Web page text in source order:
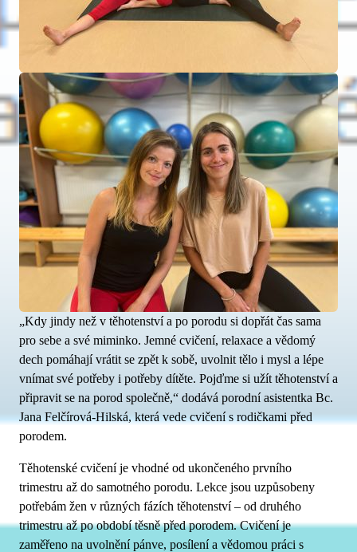
„Kdy jindy než v těhotenství a po porodu si dopřát čas sama
pro sebe a své miminko. Jemné cvičení, relaxace a vědomý
dech pomáhají vrátit se zpět k sobě, uvolnit tělo i mysl a lépe
vnímat své potřeby i potřeby dítěte. Pojďme si užít těhotenství a
připravit se na porod společně,“ dodává porodní asistentka Bc.
Jana Felčírová-Hilská, která vede cvičení s rodičkami před
porodem.
Těhotenské cvičení je vhodné od ukončeného prvního
trimestru až do samotného porodu. Lekce jsou uzpůsobeny
potřebám žen v různých fázích těhotenství – od druhého
trimestru až po období těsně před porodem. Cvičení je
zaměřeno na uvolnění pánve, posílení a vědomou práci s